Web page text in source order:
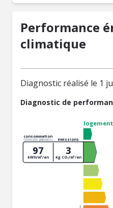
Performance
climatique
Diagnostic réalisé le 1
Diagnostic de
consommation
(énergie primaire) émissions
97
kWh/m²/an
3
kg CO₂/m²/an